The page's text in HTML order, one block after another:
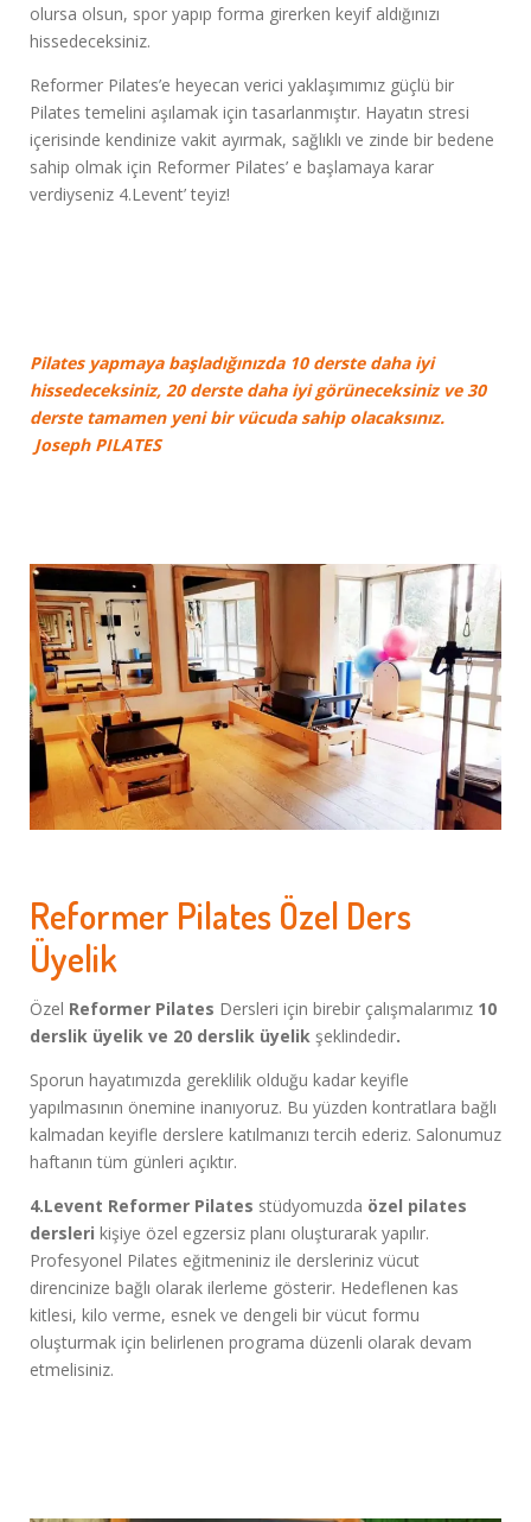
olursa olsun, spor yapıp forma girerken keyif aldığınızı
hissedeceksiniz.
Reformer Pilates’e heyecan verici yaklaşımımız güçlü bir
Pilates temelini aşılamak için tasarlanmıştır. Hayatın stresi
içerisinde kendinize vakit ayırmak, sağlıklı ve zinde bir bedene
sahip olmak için Reformer Pilates’ e başlamaya karar
verdiyseniz 4.Levent’ teyiz!
Pilates yapmaya başladığınızda 10 derste daha iyi
hissedeceksiniz, 20 derste daha iyi görüneceksiniz ve 30
derste tamamen yeni bir vücuda sahip olacaksınız.
Joseph PILATES
Reformer Pilates Özel Ders
Üyelik
Özel Reformer Pilates Dersleri için birebir çalışmalarımız 10
derslik üyelik ve 20 derslik üyelik şeklindedir.
Sporun hayatımızda gereklilik olduğu kadar keyifle
yapılmasının önemine inanıyoruz. Bu yüzden kontratlara bağlı
kalmadan keyifle derslere katılmanızı tercih ederiz. Salonumuz
haftanın tüm günleri açıktır.
4.Levent Reformer Pilates stüdyomuzda özel pilates
dersleri kişiye özel egzersiz planı oluşturarak yapılır.
Profesyonel Pilates eğitmeniniz ile dersleriniz vücut
direncinize bağlı olarak ilerleme gösterir. Hedeflenen kas
kitlesi, kilo verme, esnek ve dengeli bir vücut formu
oluşturmak için belirlenen programa düzenli olarak devam
etmelisiniz.